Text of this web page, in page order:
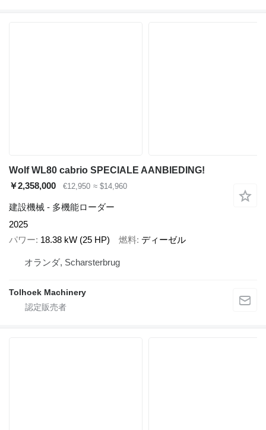
Wolf WL80 cabrio SPECIALE AANBIEDING!
￥2,358,000
€12,950 ≈ $14,960
建設機械 - 多機能ローダー
2025
パワー 18.38 kW (25 HP) 燃料 ディーゼル
オランダ, Scharsterbrug
Tolhoek Machinery